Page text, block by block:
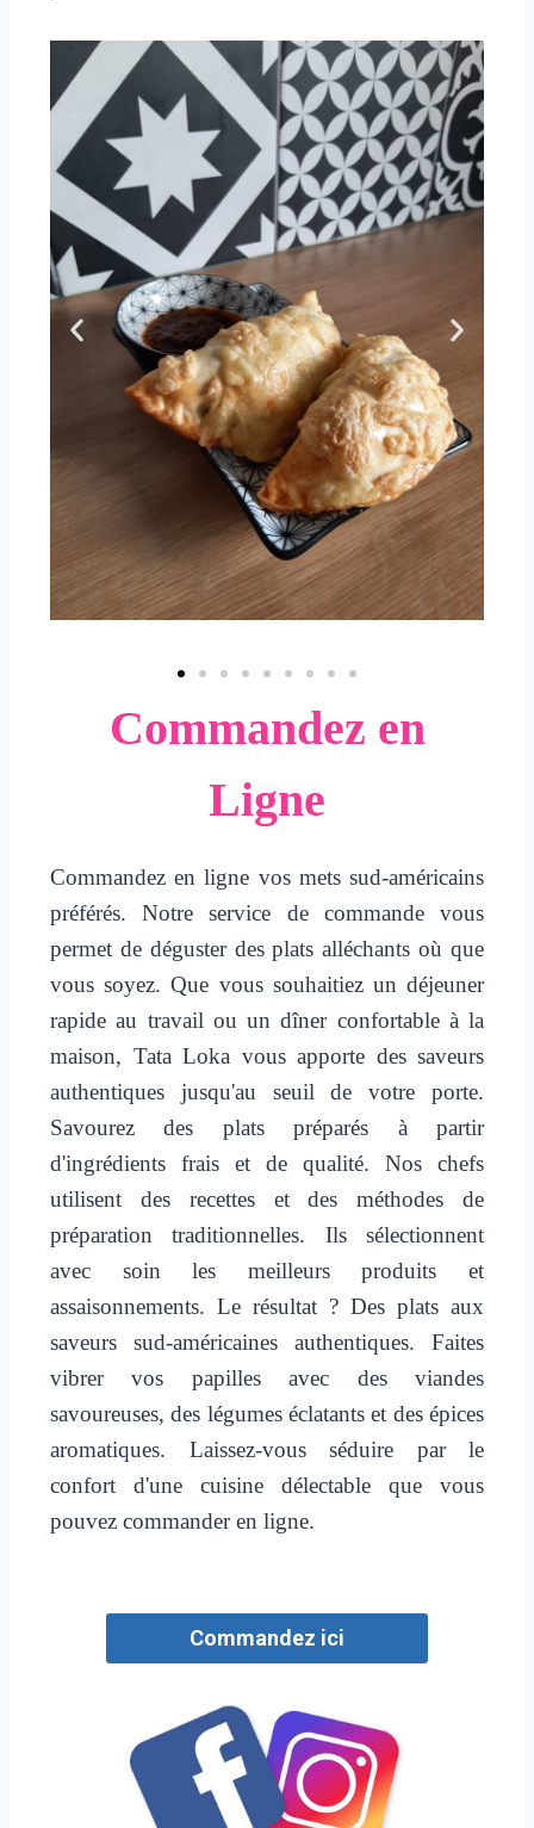
Commandez en
Ligne
Commandez en ligne vos mets sud-américains
préférés. Notre service de commande vous
permet de déguster des plats alléchants où que
vous soyez. Que vous souhaitiez un déjeuner
rapide au travail ou un dîner confortable à la
maison, Tata Loka vous apporte des saveurs
authentiques jusqu'au seuil de votre porte.
Savourez des plats préparés à partir
d'ingrédients frais et de qualité. Nos chefs
utilisent des recettes et des méthodes de
préparation traditionnelles. Ils sélectionnent
avec soin les meilleurs produits et
assaisonnements. Le résultat ? Des plats aux
saveurs sud-américaines authentiques. Faites
vibrer vos papilles avec des viandes
savoureuses, des légumes éclatants et des épices
aromatiques. Laissez-vous séduire par le
confort d'une cuisine délectable que vous
pouvez commander en ligne.
Commandez ici